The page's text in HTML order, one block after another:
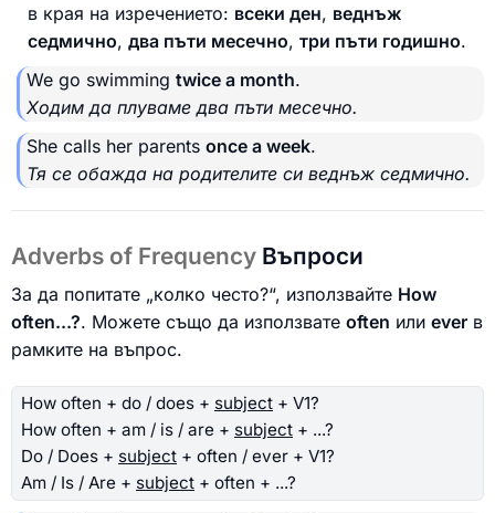
в края на изречението: всеки ден, веднъж
седмично, два пъти месечно, три пъти годишно.
We go swimming twice a month.
Ходим да плуваме два пъти месечно.
She calls her parents once a week.
Тя се обажда на родителите си веднъж седмично.
Adverbs of Frequency Въпроси
За да попитате „колко често?“, използвайте How
often...?. Можете също да използвате often или ever в
рамките на въпрос.
How often + do / does + subject + V1?
How often + am / is / are + subject + ...?
Do / Does + subject + often / ever + V1?
Am / Is / Are + subject + often + ...?